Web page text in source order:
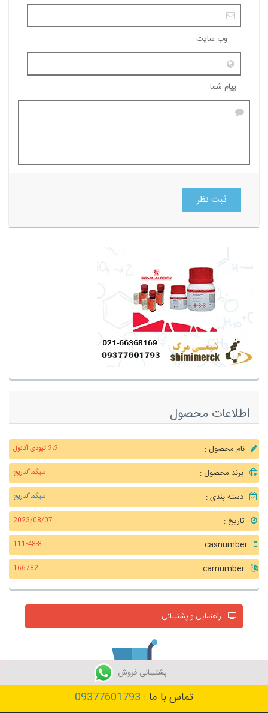
وب سایت
پیام شما
ثبت نظر
اطلاعات محصول
نام محصول : 2،2 تیودی آتانول
برند محصول : سیگماآلدریچ
دسته بندی : سیگماآلدریچ
تاریخ : 2023/08/07
111-48-8
166782
راهنمایی و پشتیبانی
تماس با ما : 09377601793
پشتیبانی فروش